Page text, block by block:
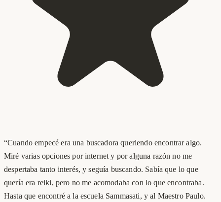
“Cuando empecé era una buscadora queriendo encontrar algo.
Miré varias opciones por internet y por alguna razón no me
despertaba tanto interés, y seguía buscando. Sabía que lo que
quería era reiki, pero no me acomodaba con lo que encontraba.
Hasta que encontré a la escuela Sammasati, y al Maestro Paulo.